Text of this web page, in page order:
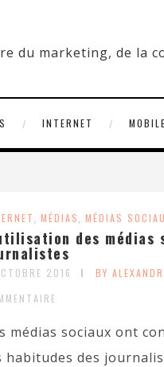
INTERNET
, MÉDIAS, MÉDIAS
des médias
2016 BY
médias sociaux ont
habitudes des